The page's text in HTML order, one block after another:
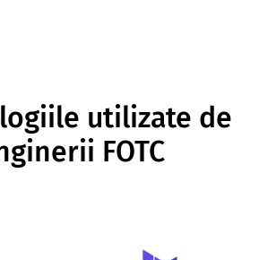
utilizate de
FOTC